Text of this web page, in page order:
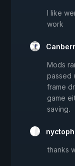
I like
work
Mods
passed
frame
game
saving.
thanks